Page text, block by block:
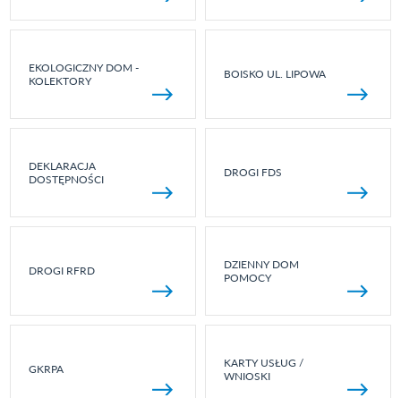
EKOLOGICZNY DOM -
KOLEKTORY
BOISKO UL. LIPOWA
DEKLARACJA
DOSTĘPNOŚCI
DROGI FDS
DROGI RFRD
DZIENNY DOM
POMOCY
GKRPA
KARTY USŁUG /
WNIOSKI